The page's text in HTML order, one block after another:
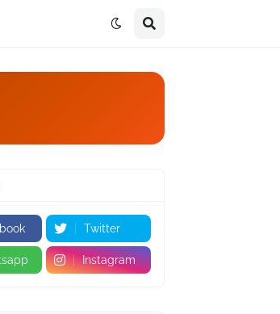
Twitter
Instagram